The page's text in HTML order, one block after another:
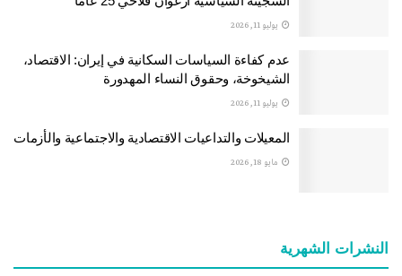
يوليو 11, 2026
عدم كفاءة السياسات السكانية في إيران: الاقتصاد،
الشيخوخة، وحقوق النساء المهدورة
يوليو 11, 2026
المعيلات والتداعيات الاقتصادية والاجتماعية والأزمات
مايو 18, 2026
النشرات الشهریة